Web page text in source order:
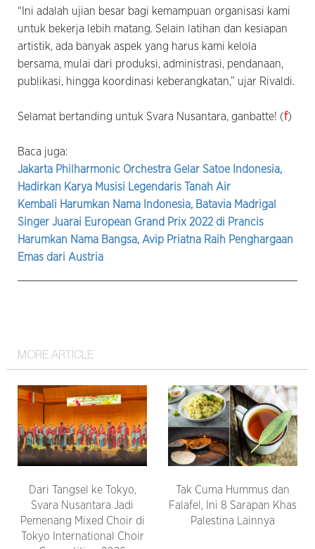
“Ini adalah ujian besar bagi kemampuan organisasi kami
untuk bekerja lebih matang. Selain latihan dan kesiapan
artistik, ada banyak aspek yang harus kami kelola
bersama, mulai dari produksi, administrasi, pendanaan,
publikasi, hingga koordinasi keberangkatan,” ujar Rivaldi.
Selamat bertanding untuk Svara Nusantara, ganbatte! (f)
Baca juga:
Jakarta Philharmonic Orchestra Gelar Satoe Indonesia,
Hadirkan Karya Musisi Legendaris Tanah Air
Kembali Harumkan Nama Indonesia, Batavia Madrigal
Singer Juarai European Grand Prix 2022 di Prancis
Harumkan Nama Bangsa, Avip Priatna Raih Penghargaan
Emas dari Austria
MORE ARTICLE
Dari Tangsel ke Tokyo,
Svara Nusantara Jadi
Pemenang Mixed Choir di
Tokyo International Choir
Tak Cuma Hummus dan
Falafel, Ini 8 Sarapan Khas
Palestina Lainnya